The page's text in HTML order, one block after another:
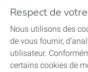
Nos formations
Nos interventions
Nos procédures
Respect de
Nous utilisons des
de vous fournir,
utilisateur.
certains cookies de